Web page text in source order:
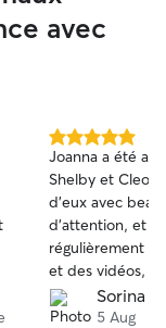
avec
5.0 étoile(s)
sur
5
Joanna a été
Shelby et Cleo !
d’eux avec
d’attention, et
régulièrement
et des vidéos,
rassurés
qu’elle aime
Sorina S.
5 Aug